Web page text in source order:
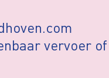
vervoer